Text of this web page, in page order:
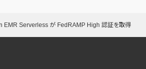
EMR Serverless が FedRAMP High 認証を取得